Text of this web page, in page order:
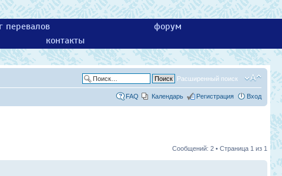
перевалов
форум
контакты
Расширенный поиск
FAQ Календарь Регистрация Вход
Сообщений: 2 • Страница 1 из 1